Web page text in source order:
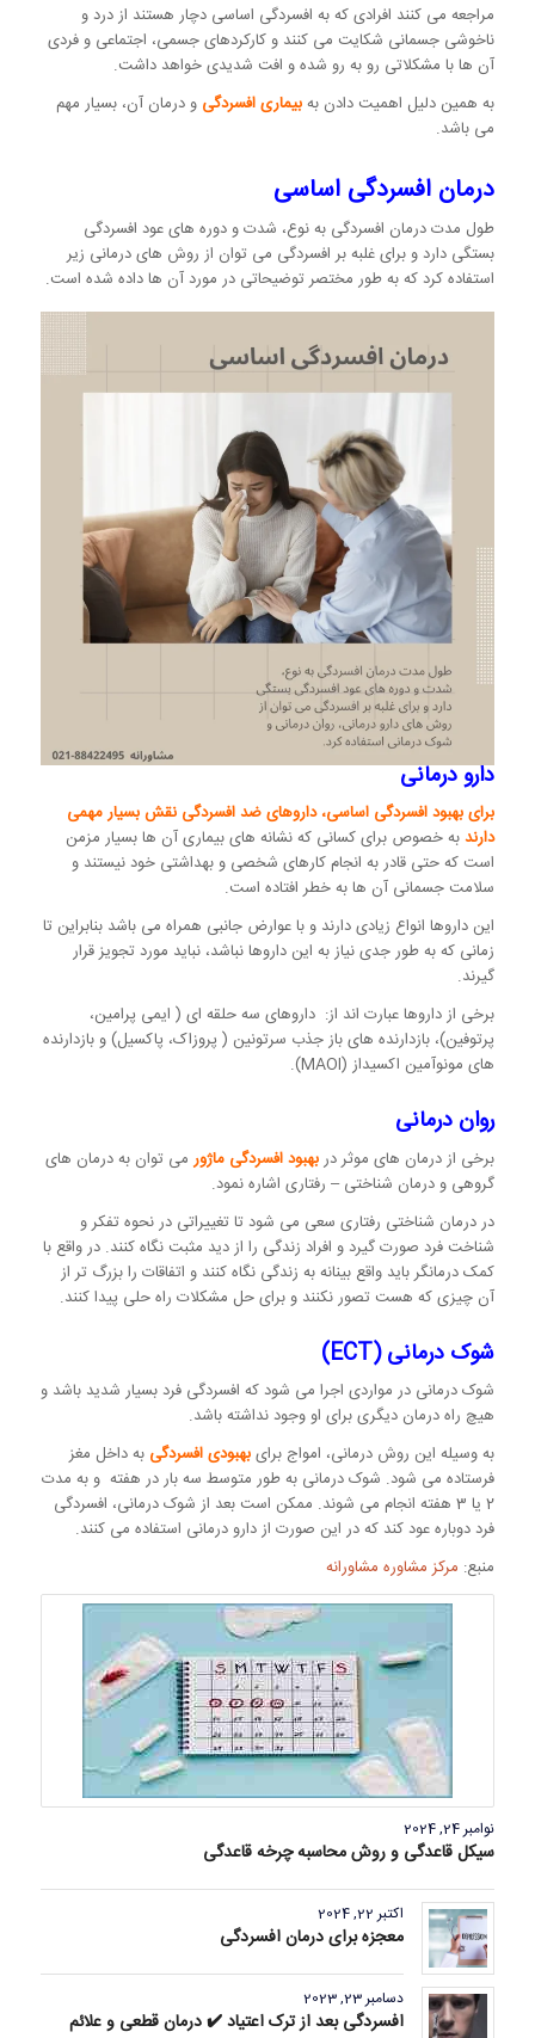
مراجعه می کنند افرادی که به افسردگی اساسی دچار هستند از درد و
ناخوشی جسمانی شکایت می کنند و کارکردهای جسمی، اجتماعی و فردی
آن ها با مشکلاتی رو به رو شده و افت شدیدی خواهد داشت.
به همین دلیل اهمیت دادن بهبیماری افسردگی و درمان آن، بسیار مهم
می باشد.
درمان افسردگی اساسی
طول مدت درمان افسردگی به نوع، شدت و دوره های عود افسردگی
بستگی دارد و برای غلبه بر افسردگی می توان از روش های درمانی زیر
استفاده کرد که به طور مختصر توضیحاتی در مورد آن ها داده شده است.
دارو درمانی
برای بهبود افسردگی اساسی، داروهای ضد افسردگی نقش بسیار مهمی
دارندبه خصوص برای کسانی که نشانه های بیماری آن ها بسیار مزمن
است که حتی قادر به انجام کارهای شخصی و بهداشتی خود نیستند و
سلامت جسمانی آن ها به خطر افتاده است.
این داروها انواع زیادی دارند و با عوارض جانبی همراه می باشد بنابراین تا
زمانی که به طور جدی نیاز به این داروها نباشد، نباید مورد تجویز قرار
گیرند.
برخی از داروها عبارت اند از: داروهای سه حلقه ای ( ایمی پرامین،
پرتوفین)، بازدارنده های باز جذب سرتونین ( پروزاک، پاکسیل) و بازدارنده
های مونوآمین اکسیداز (MAOI).
روان درمانی
برخی از درمان های موثر دربهبود افسردگی ماژور می توان به درمان های
گروهی و درمان شناختی – رفتاری اشاره نمود.
در درمان شناختی رفتاری سعی می شود تا تغییراتی در نحوه تفکر و
شناخت فرد صورت گیرد و افراد زندگی را از دید مثبت نگاه کنند. در واقع با
کمک درمانگر باید واقع بینانه به زندگی نگاه کنند و اتفاقات را بزرگ تر از
آن چیزی که هست تصور نکنند و برای حل مشکلات راه حلی پیدا کنند.
شوک درمانی(ECT)
شوک درمانی در مواردی اجرا می شود که افسردگی فرد بسیار شدید باشد و
هیچ راه درمان دیگری برای او وجود نداشته باشد.
به وسیله این روش درمانی، امواج برایبهبودی افسردگی به داخل مغز
فرستاده می شود. شوک درمانی به طور متوسط سه بار در هفته و به مدت
2 یا 3 هفته انجام می شوند. ممکن است بعد از شوک درمانی، افسردگی
فرد دوباره عود کند که در این صورت از دارو درمانی استفاده می کنند.
منبع: مرکز مشاوره مشاورانه
نوامبر 24, 2024
سیکل قاعدگی و روش محاسبه چرخه قاعدگی
اکتبر 22, 2024
معجزه برای درمان افسردگی
دسامبر 23, 2023
افسردگی بعد از ترک اعتیاد ✔️ درمان قطعی و علائم